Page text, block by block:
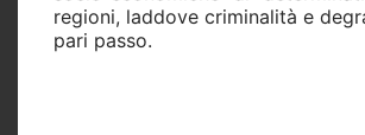
regioni, laddove criminalità e
pari passo.